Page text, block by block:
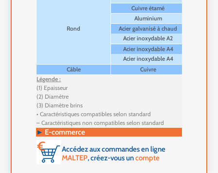
Rond
Cuivre étamé
Aluminium
Acier galvanisé à chaud
Acier inoxydable A2
Acier inoxydable A4
Acier inoxydable A4
Câble
Cuivre
Légende :
(1) Epaisseur
(2) Diamètre
(3) Diamètre brins
• Caractéristiques compatibles selon standard
– Caractéristiques non compatibles selon standard
► E-commerce
Accédez aux commandes en ligne
MALTEP, créez-vous uncompte